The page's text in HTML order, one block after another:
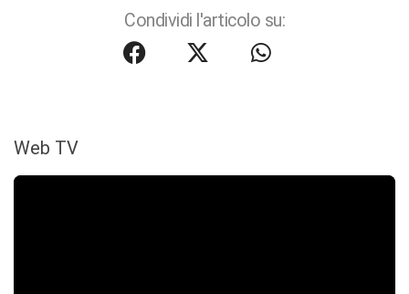
Condividi l'articolo su:
Web TV